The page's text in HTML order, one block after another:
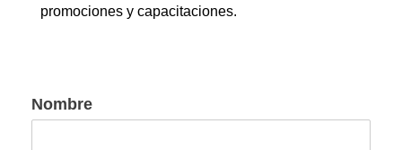
promociones y capacitaciones.
Nombre